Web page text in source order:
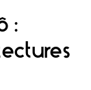
: